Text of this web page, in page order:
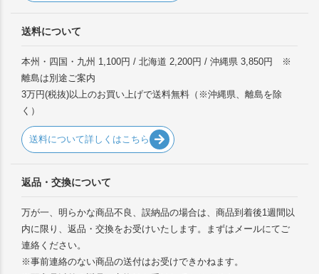
送料について
本州・四国・九州 1,100円 / 北海道 2,200円 / 沖縄県 3,850円 ※
離島は別途ご案内
3万円(税抜)以上のお買い上げで送料無料（※沖縄県、離島を除
く）
送料について詳しくはこちら
返品・交換について
万が一、明らかな商品不良、誤納品の場合は、商品到着後1週間以
内に限り、返品・交換をお受けいたします。まずはメールにてご
連絡ください。
※事前連絡のない商品の送付はお受けできかねます。